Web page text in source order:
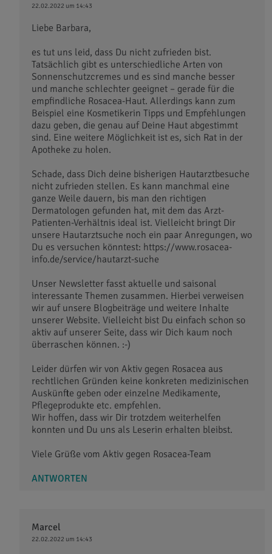
22.02.2022 um 14:43
Liebe Barbara,
es tut uns leid, dass Du nicht zufrieden bist.
Tatsächlich gibt es unterschiedliche Arten von
Sonnenschutzcremes und es sind manche besser
und manche schlechter geeignet – gerade für die
empfindliche Rosacea-Haut. Allerdings kann zum
Beispiel eine Kosmetikerin Tipps und Empfehlungen
dazu geben, die genau auf Deine Haut abgestimmt
sind. Eine weitere Möglichkeit ist es, sich Rat in der
Apotheke zu holen.
Schade, dass Dich deine bisherigen Hautarztbesuche
nicht zufrieden stellen. Es kann manchmal eine
ganze Weile dauern, bis man den richtigen
Dermatologen gefunden hat, mit dem das Arzt-
Patienten-Verhältnis ideal ist. Vielleicht bringt Dir
unsere Hautarztsuche noch ein paar Anregungen, wo
Du es versuchen könntest: https://www.rosacea-
info.de/service/hautarzt-suche
Unser Newsletter fasst aktuelle und saisonal
interessante Themen zusammen. Hierbei verweisen
wir auf unsere Blogbeiträge und weitere Inhalte
unserer Website. Vielleicht bist Du einfach schon so
aktiv auf unserer Seite, dass wir Dich kaum noch
überraschen können. :-)
Leider dürfen wir von Aktiv gegen Rosacea aus
rechtlichen Gründen keine konkreten medizinischen
Auskünfte geben oder einzelne Medikamente,
Pflegeprodukte etc. empfehlen.
Wir hoffen, dass wir Dir trotzdem weiterhelfen
konnten und Du uns als Leserin erhalten bleibst.
Viele Grüße vom Aktiv gegen Rosacea-Team
ANTWORTEN
Marcel
22.02.2022 um 14:43